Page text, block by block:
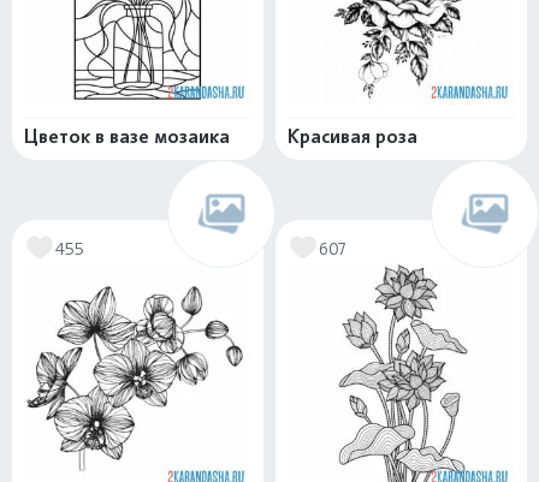
Цветок в вазе мозаика Красивая роза
455 607